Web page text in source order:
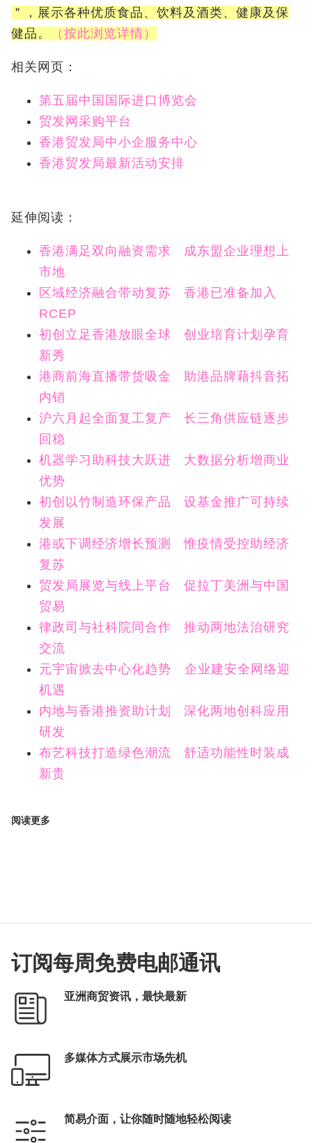
＂，展示各种优质食品、饮料及酒类、健康及保
健品。
（按此浏览详情）
相关网页：
第五届中国国际进口博览会
贸发网采购平台
香港贸发局中小企服务中心
香港贸发局最新活动安排
延伸阅读：
香港满足双向融资需求 成东盟企业理想上
市地
区域经济融合带动复苏 香港已准备加入
RCEP
初创立足香港放眼全球 创业培育计划孕育
新秀
港商前海直播带货吸金 助港品牌藉抖音拓
内销
沪六月起全面复工复产 长三角供应链逐步
回稳
机器学习助科技大跃进 大数据分析增商业
优势
初创以竹制造环保产品 设基金推广可持续
发展
港或下调经济增长预测 惟疫情受控助经济
复苏
贸发局展览与线上平台 促拉丁美洲与中国
贸易
律政司与社科院同合作 推动两地法治研究
交流
元宇宙掀去中心化趋势 企业建安全网络迎
机遇
内地与香港推资助计划 深化两地创科应用
研发
布艺科技打造绿色潮流 舒适功能性时装成
新贵
阅读更多
订阅每周免费电邮通讯
亚洲商贸资讯，最快最新
多媒体方式展示市场先机
简易介面，让你随时随地轻松阅读